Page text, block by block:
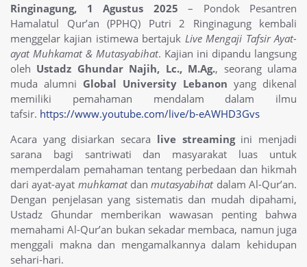
Ringinagung, 1 Agustus 2025 – Pondok Pesantren
Hamalatul Qur’an (PPHQ) Putri 2 Ringinagung kembali
menggelar kajian istimewa bertajuk Live Mengaji Tafsir Ayat-
ayat Muhkamat & Mutasyabihat. Kajian ini dipandu langsung
oleh Ustadz Ghundar Najih, Lc., M.Ag., seorang ulama
muda alumni Global University Lebanon yang dikenal
memiliki pemahaman mendalam dalam ilmu
tafsir. https://www.youtube.com/live/b-eAWHD3Gvs
Acara yang disiarkan secara live streamingini menjadi
sarana bagi santriwati dan masyarakat luas untuk
memperdalam pemahaman tentang perbedaan dan hikmah
dari ayat-ayat muhkamatdanmutasyabihatdalam Al-Qur’an.
Dengan penjelasan yang sistematis dan mudah dipahami,
Ustadz Ghundar memberikan wawasan penting bahwa
memahami Al-Qur’an bukan sekadar membaca, namun juga
menggali makna dan mengamalkannya dalam kehidupan
sehari-hari.